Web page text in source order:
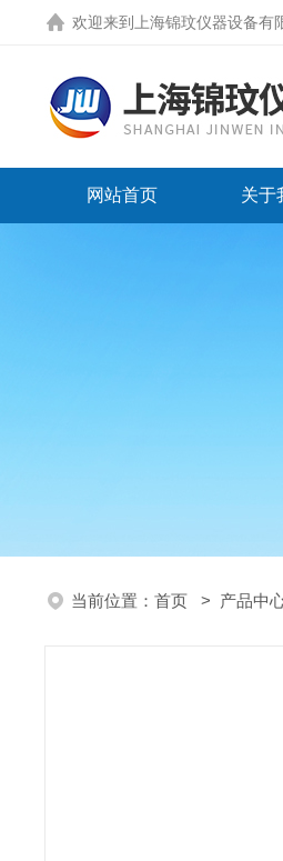
欢迎来到 上海锦玟仪器设备有
网站首页 关于
当前位置： 首页 > 产品中